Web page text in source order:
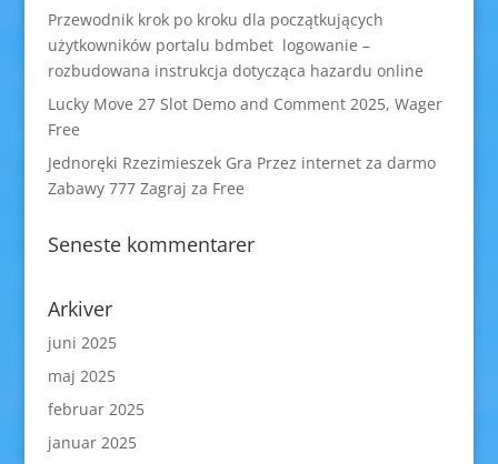
Przewodnik krok po kroku dla początkujących
użytkowników portalu bdmbet logowanie –
rozbudowana instrukcja dotycząca hazardu online
Lucky Move 27 Slot Demo and Comment 2025, Wager
Free
Jednoręki Rzezimieszek Gra Przez internet za darmo
Zabawy 777 Zagraj za Free
Seneste kommentarer
Arkiver
juni 2025
maj 2025
februar 2025
januar 2025